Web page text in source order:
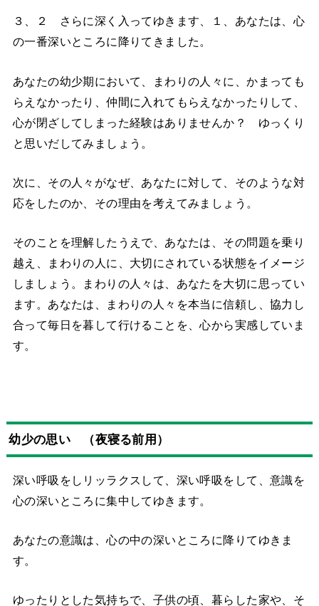
３、２ さらに深く入ってゆきます、
１、あなたは、心
の一番深いところに降りてきました。
あなたの幼少期において、まわりの人々に、かまっても
らえなかったり、仲間に入れてもらえなかったりして、
心が閉ざしてしまった経験はありませんか？ ゆっくり
と思いだしてみましょう。
次に、その人々がなぜ、あなたに対して、そのような対
応をしたのか、その理由を考えてみましょう。
そのことを理解したうえで、あなたは、その問題を乗り
越え、まわりの人に、大切にされている状態をイメージ
しましょう。まわりの人々は、あなたを大切に思ってい
ます。あなたは、まわりの人々を本当に信頼し、協力し
合って毎日を暮して行けることを、心から実感していま
す。
幼少の思い （夜寝る前用）
深い呼吸をしリッラクスして、深い呼吸をして、意識を
心の深いところに集中してゆきます。
あなたの意識は、心の中の深いところに降りてゆきま
す。
ゆったりとした気持ちで、子供の頃、暮らした家や、そ